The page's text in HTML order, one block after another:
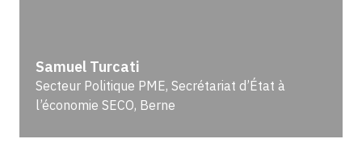
Samuel Turcati
Secteur Politique PME, Secrétariat d’État à
l’économie SECO, Berne